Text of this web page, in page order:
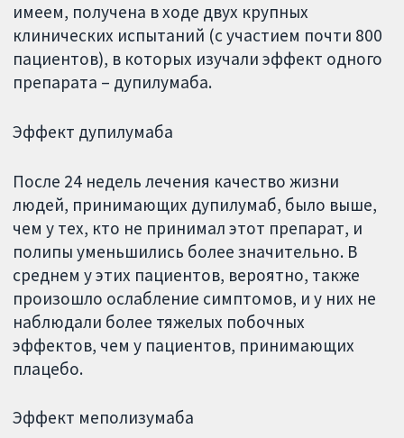
имеем, получена в ходе двух крупных
клинических испытаний (с участием почти 800
пациентов), в которых изучали эффект одного
препарата – дупилумаба.
Эффект дупилумаба
После 24 недель лечения качество жизни
людей, принимающих дупилумаб, было выше,
чем у тех, кто не принимал этот препарат, и
полипы уменьшились более значительно. В
среднем у этих пациентов, вероятно, также
произошло ослабление симптомов, и у них не
наблюдали более тяжелых побочных
эффектов, чем у пациентов, принимающих
плацебо.
Эффект меполизумаба